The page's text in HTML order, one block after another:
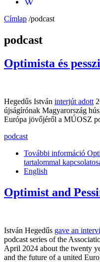
Címlap /podcast
podcast
Optimista és
Hegedűs István interjút adott
újságírónak Magyarország
Európa jövőjéről a MÚOSZ
podcast
További információ
tartalommal
English
Optimist and
István Hegedűs gave an
podcast series of the
April 2024 about the twenty
and the future of a united